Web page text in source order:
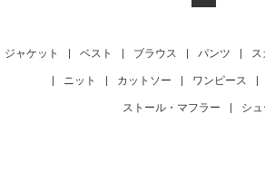
ジャケット ベスト ブラウス パンツ ス
ニット カットソー ワンピース
ストール・マフラー シ